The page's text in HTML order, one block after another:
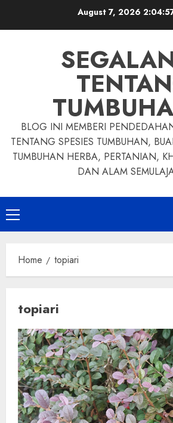
August 7, 2026
BLOG INI MEMBERI
TENTANG SPESIES TUMBUHAN,
TUMBUHAN HERBA, PERTANIAN,
DAN ALAM
Primary
Menu
Home topiari
topiari